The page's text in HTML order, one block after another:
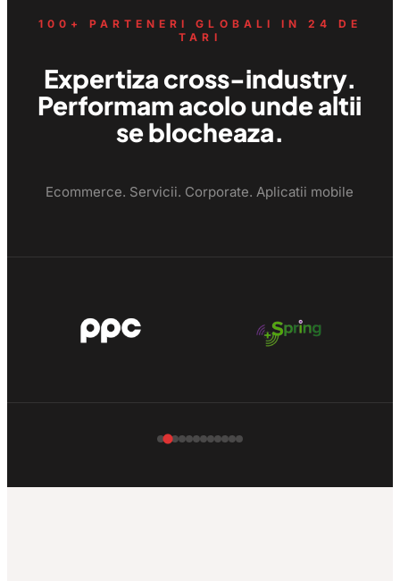
100+ PARTENERI GLOBALI IN 24 DE
TARI
Expertiza cross-industry.
Performam acolo unde altii
se blocheaza.
Ecommerce. Servicii. Corporate. Aplicatii mobile